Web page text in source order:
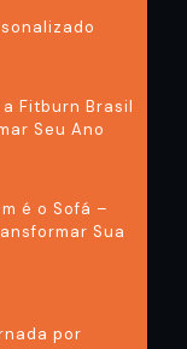
Fitburn Brasil
Seu Ano
é o Sofá –
Sua
por